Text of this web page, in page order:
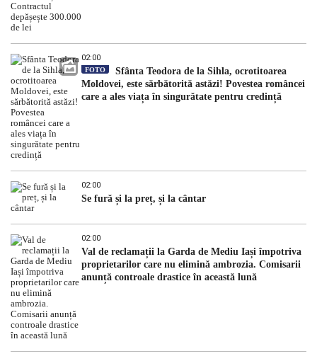
02:00
FOTO
Sfânta Teodora de la Sihla, ocrotitoarea
Moldovei, este sărbătorită astăzi! Povestea româncei
care a ales viața în singurătate pentru credință
02:00
Se fură și la preț, și la cântar
02:00
Val de reclamații la Garda de Mediu Iași împotriva
proprietarilor care nu elimină ambrozia. Comisarii
anunță controale drastice în această lună